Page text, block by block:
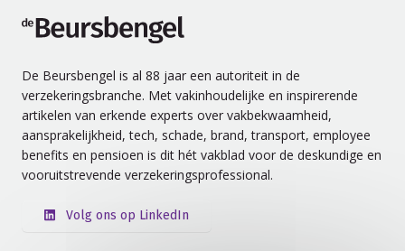
De Beursbengel is al 88 jaar een autoriteit in de
verzekeringsbranche. Met vakinhoudelijke en inspirerende
artikelen van erkende experts over vakbekwaamheid,
aansprakelijkheid, tech, schade, brand, transport, employee
benefits en pensioen is dit hét vakblad voor de deskundige en
vooruitstrevende verzekeringsprofessional.
Volg ons op LinkedIn